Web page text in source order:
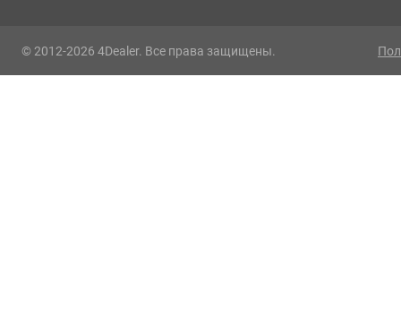
© 2012-2026 4Dealer. Все права защищены.